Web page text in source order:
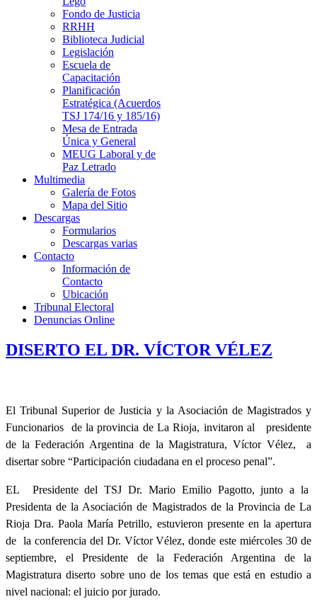
Fondo de Justicia
RRHH
Biblioteca Judicial
Legislación
Escuela de
Capacitación
Planificación
Estratégica (Acuerdos
TSJ 174/16 y 185/16)
Mesa de Entrada
Única y General
MEUG Laboral y de
Paz Letrado
Multimedia
Galería de Fotos
Mapa del Sitio
Descargas
Formularios
Descargas varias
Contacto
Información de
Contacto
Ubicación
Tribunal Electoral
Denuncias Online
DISERTO EL DR. VÍCTOR VÉLEZ
El Tribunal Superior de Justicia y la Asociación de Magistrados y
Funcionarios de la provincia de La Rioja, invitaron al presidente
de la Federación Argentina de la Magistratura, Víctor Vélez, a
disertar sobre “Participación ciudadana en el proceso penal”.
EL Presidente del TSJ Dr. Mario Emilio Pagotto, junto a la
Presidenta de la Asociación de Magistrados de la Provincia de La
Rioja Dra. Paola María Petrillo, estuvieron presente en la apertura
de la conferencia del Dr. Víctor Vélez, donde este miércoles 30 de
septiembre, el Presidente de la Federación Argentina de la
Magistratura diserto sobre uno de los temas que está en estudio a
nivel nacional: el juicio por jurado.